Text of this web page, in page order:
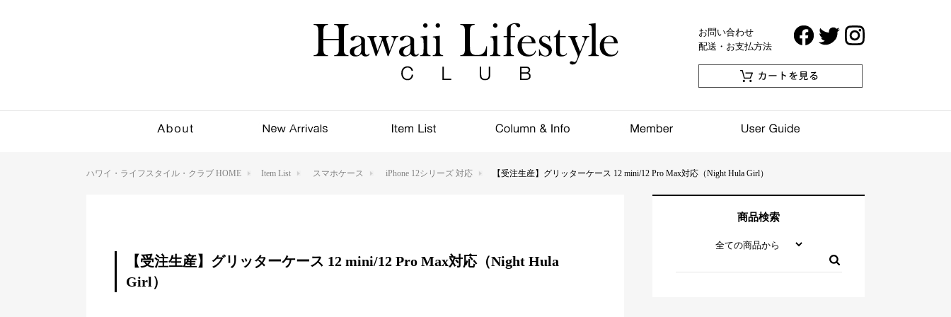
お問い合わせ
配送・お支払方法
ハワイ・ライフスタイル・クラブ HOME Item List スマホケース iPhone 12シリーズ 対応 【受注生産】グリッターケース 12 mini/12 Pro Max対応（Night Hula Girl）
【受注生産】グリッターケース 12 mini/12 Pro Max対応（Night Hula
Girl）
商品検索